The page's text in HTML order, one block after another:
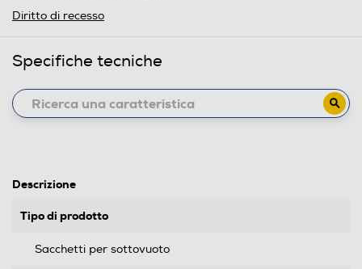
Diritto di recesso
Specifiche tecniche
Descrizione
Tipo di prodotto
Sacchetti per sottovuoto